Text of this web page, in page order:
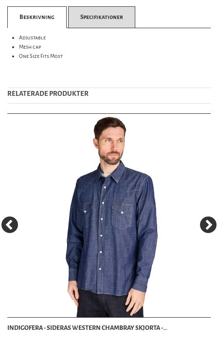
Beskrivning Specifikationer
Adjustable
Mesh cap
One Size Fits Most
RELATERADE PRODUKTER
INDIGOFERA - SIDERAS WESTERN CHAMBRAY SKJORTA -...